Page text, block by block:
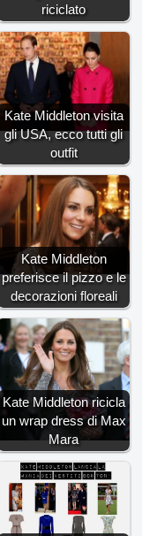
riciclato
Kate Middleton visita
gli USA, ecco tutti gli
outfit
Kate Middleton
preferisce il pizzo e le
decorazioni floreali
Kate Middleton ricicla
un wrap dress di Max
Mara